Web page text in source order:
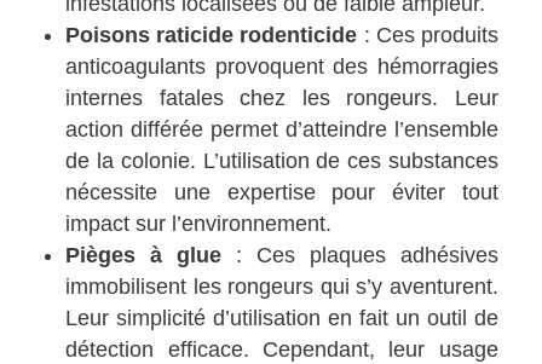
Poisons raticide rodenticide : Ces produits
anticoagulants provoquent des hémorragies
internes fatales chez les rongeurs. Leur
action différée permet d’atteindre l’ensemble
de la colonie. L’utilisation de ces substances
nécessite une expertise pour éviter tout
impact sur l’environnement.
Pièges à glue : Ces plaques adhésives
immobilisent les rongeurs qui s’y aventurent.
Leur simplicité d’utilisation en fait un outil de
détection efficace. Cependant, leur usage